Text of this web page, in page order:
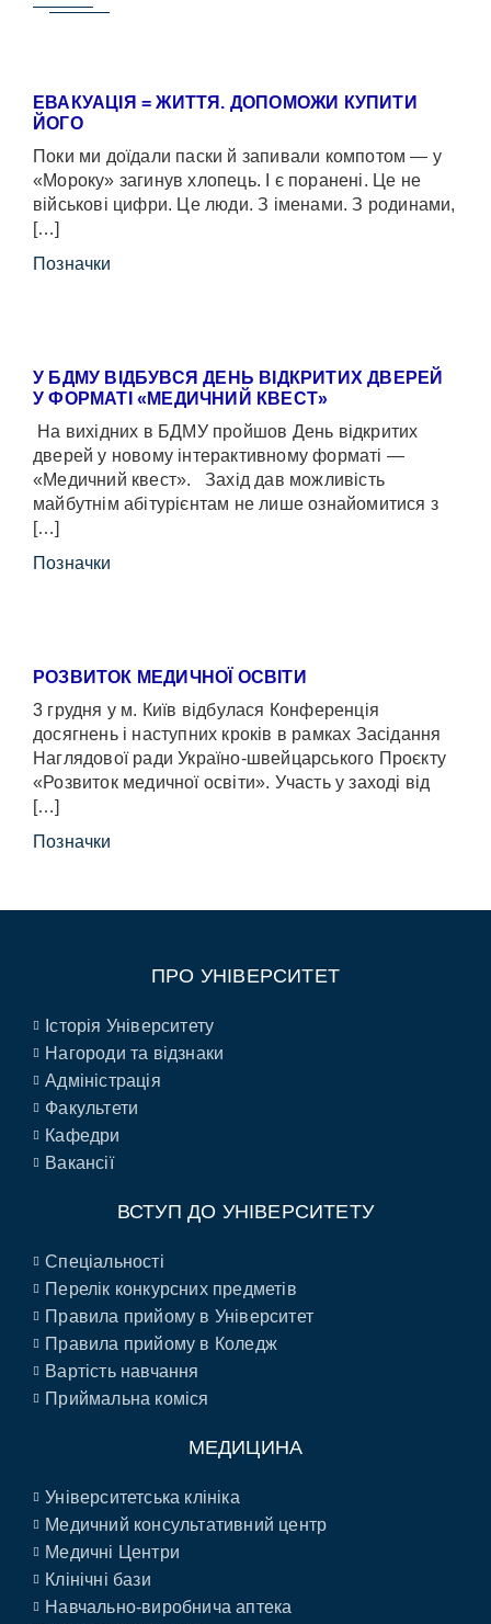
ЕВАКУАЦІЯ = ЖИТТЯ. ДОПОМОЖИ КУПИТИ
ЙОГО
Поки ми доїдали паски й запивали компотом — у
«Мороку» загинув хлопець. І є поранені. Це не
військові цифри. Це люди. З іменами. З родинами,
[…]
Позначки
У БДМУ ВІДБУВСЯ ДЕНЬ ВІДКРИТИХ ДВЕРЕЙ
У ФОРМАТІ «МЕДИЧНИЙ КВЕСТ»
На вихідних в БДМУ пройшов День відкритих
дверей у новому інтерактивному форматі —
«Медичний квест». Захід дав можливість
майбутнім абітурієнтам не лише ознайомитися з
[…]
Позначки
РОЗВИТОК МЕДИЧНОЇ ОСВІТИ
3 грудня у м. Київ відбулася Конференція
досягнень і наступних кроків в рамках Засідання
Наглядової ради Україно-швейцарського Проєкту
«Розвиток медичної освіти». Участь у заході від
[…]
Позначки
ПРО УНІВЕРСИТЕТ
Історія Університету
Нагороди та відзнаки
Адміністрація
Факультети
Кафедри
Вакансії
ВСТУП ДО УНІВЕРСИТЕТУ
Спеціальності
Перелік конкурсних предметів
Правила прийому в Університет
Правила прийому в Коледж
Вартість навчання
Приймальна коміся
МЕДИЦИНА
Університетська клініка
Медичний консультативний центр
Медичні Центри
Клінічні бази
Навчально-виробнича аптека